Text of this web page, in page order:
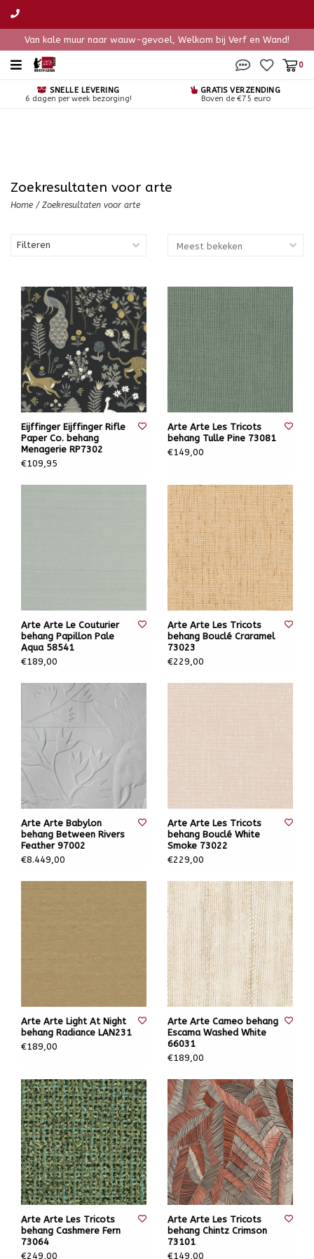
Van kale muur naar wauw-gevoel, Welkom bij Verf en Wand!
0
SNELLE LEVERING
6 dagen per week bezorging!
GRATIS VERZENDING
Boven de €75 euro
Zoekresultaten voor arte
Home / Zoekresultaten voor arte
Filteren
Eijffinger Eijffinger Rifle
Paper Co. behang
Menagerie RP7302
€109,95
Arte Arte Les Tricots
behang Tulle Pine 73081
€149,00
Arte Arte Le Couturier
behang Papillon Pale
Aqua 58541
€189,00
Arte Arte Les Tricots
behang Bouclé Craramel
73023
€229,00
Arte Arte Babylon
behang Between Rivers
Feather 97002
€8.449,00
Arte Arte Les Tricots
behang Bouclé White
Smoke 73022
€229,00
Arte Arte Light At Night
behang Radiance LAN231
€189,00
Arte Arte Cameo behang
Escama Washed White
66031
€189,00
Arte Arte Les Tricots
behang Cashmere Fern
73064
€249,00
Arte Arte Les Tricots
behang Chintz Crimson
73101
€149,00